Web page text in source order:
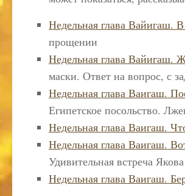
Недельная глава Вайигаш.
прощении
Недельная глава Вайигаш.
маски. Ответ на вопрос, с
Недельная глава Ваигаш.
Египетское посольство.
Недельная глава Ваигаш.
Недельная глава Ваигаш.
Удивительная встреча
Недельная глава Ваигаш.